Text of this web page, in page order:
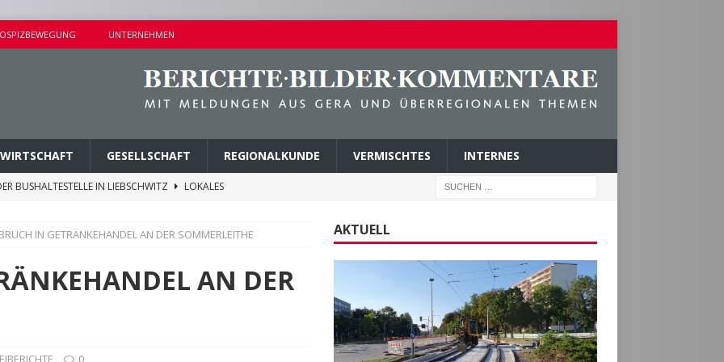
UNTERNEHMEN
WIRTSCHAFT GESELLSCHAFT REGIONALKUNDE VERMISCHTES INTERNES
BUSHALTESTELLE IN LIEBSCHWITZ
LOKALES
ERMITTLUNGSERFOLG
POLIZEIBERICHTE
UND KINDERSITZ GESTOHLEN
POLIZEIBERICHTE
IN GETRÄNKEHANDEL AN DER SOMMERLEITHE
AN DER
0
AKTUELL